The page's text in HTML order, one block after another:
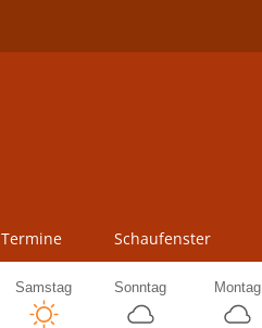
Termine Schaufenster